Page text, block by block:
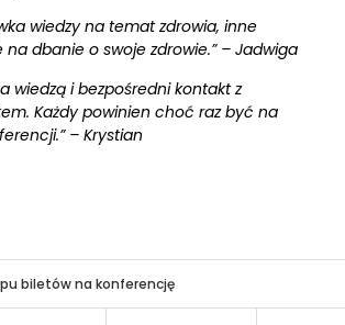
wiedzy na temat zdrowia, inne
na dbanie o swoje zdrowie.” – Jadwiga
wiedzą i bezpośredni kontakt z
Każdy powinien choć raz być na
– Krystian
biletów na konferencję